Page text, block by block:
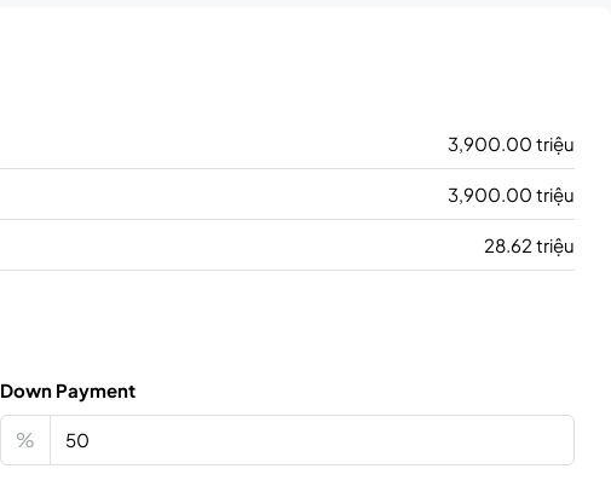
3,900.00 triệu
3,900.00 triệu
28.62 triệu
Down Payment
%